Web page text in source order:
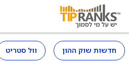
חדשות שוק ההון וול סטריט